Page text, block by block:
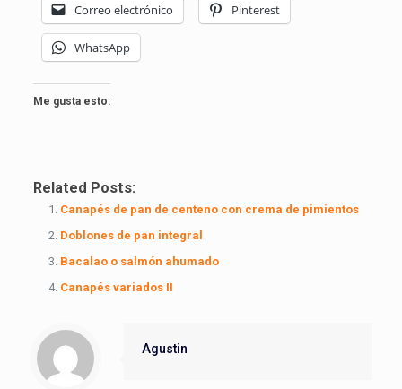
Correo electrónico Pinterest
WhatsApp
Me gusta esto:
Related Posts:
Canapés de pan de centeno con crema de pimientos
Doblones de pan integral
Bacalao o salmón ahumado
Canapés variados II
Agustin